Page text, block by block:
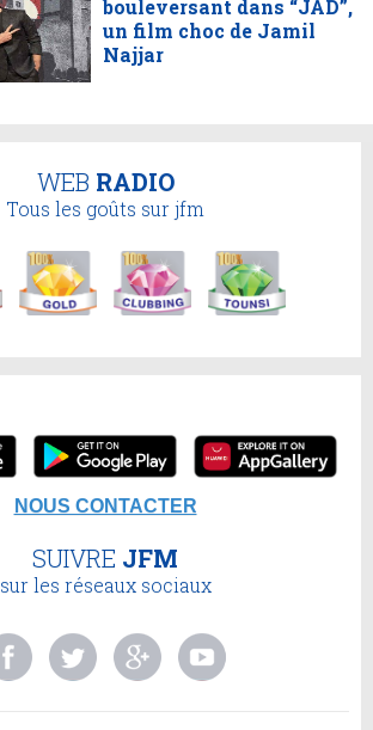
bouleversant dans “JAD”,
un film choc de Jamil
Najjar
WEB RADIO
Tous les goûts sur jfm
NOUS CONTACTER
SUIVRE JFM
sur les réseaux sociaux